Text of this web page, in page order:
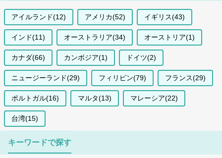
アイルランド(12) アメリカ(52) イギリス(43)
インド(11) オーストラリア(34) オーストリア(1)
カナダ(66) カンボジア(1) ドイツ(2)
ニュージーランド(29) フィリピン(79) フランス(29)
ポルトガル(16) マルタ(13) マレーシア(22)
台湾(15)
キーワードで探す